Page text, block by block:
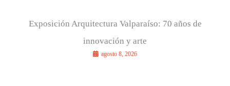
Exposición Arquitectura Valparaíso: 70 años de
innovación y arte
agosto 8, 2026